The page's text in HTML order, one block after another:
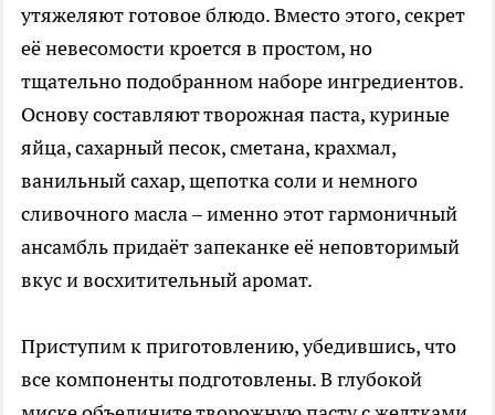
утяжеляют готовое блюдо. Вместо этого, секрет
её невесомости кроется в простом, но
тщательно подобранном наборе ингредиентов.
Основу составляют творожная паста, куриные
яйца, сахарный песок, сметана, крахмал,
ванильный сахар, щепотка соли и немного
сливочного масла – именно этот гармоничный
ансамбль придаёт запеканке её неповторимый
вкус и восхитительный аромат.
Приступим к приготовлению, убедившись, что
все компоненты подготовлены. В глубокой